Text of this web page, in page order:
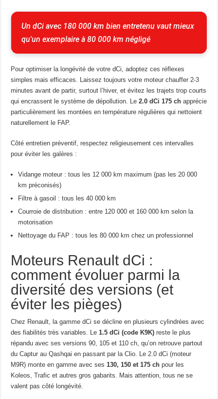
Un dCi avec 180 000 km bien entretenu vaut mieux
qu'un exemplaire à 80 000 km négligé
Pour optimiser la longévité de votre dCi, adoptez ces réflexes
simples mais efficaces. Laissez toujours votre moteur chauffer 2-3
minutes avant de partir, surtout l’hiver, et évitez les trajets trop courts
qui encrassent le système de dépollution. Le2.0 dCi 175 ch apprécie
particulièrement les montées en température régulières qui nettoient
naturellement le FAP.
Côté entretien préventif, respectez religieusement ces intervalles
pour éviter les galères :
Vidange moteur : tous les 12 000 km maximum (pas les 20 000
km préconisés)
Filtre à gasoil : tous les 40 000 km
Courroie de distribution : entre 120 000 et 160 000 km selon la
motorisation
Nettoyage du FAP : tous les 80 000 km chez un professionnel
Moteurs Renault dCi :
comment évoluer parmi la
diversité des versions (et
éviter les pièges)
Chez Renault, la gamme dCi se décline en plusieurs cylindrées avec
des fiabilités très variables. Le 1.5 dCi (code K9K) reste le plus
répandu avec ses versions 90, 105 et 110 ch, qu’on retrouve partout
du Captur au Qashqai en passant par la Clio. Le 2.0 dCi (moteur
M9R) monte en gamme avec ses 130, 150 et 175 ch pour les
Koleos, Trafic et autres gros gabarits. Mais attention, tous ne se
valent pas côté longévité.